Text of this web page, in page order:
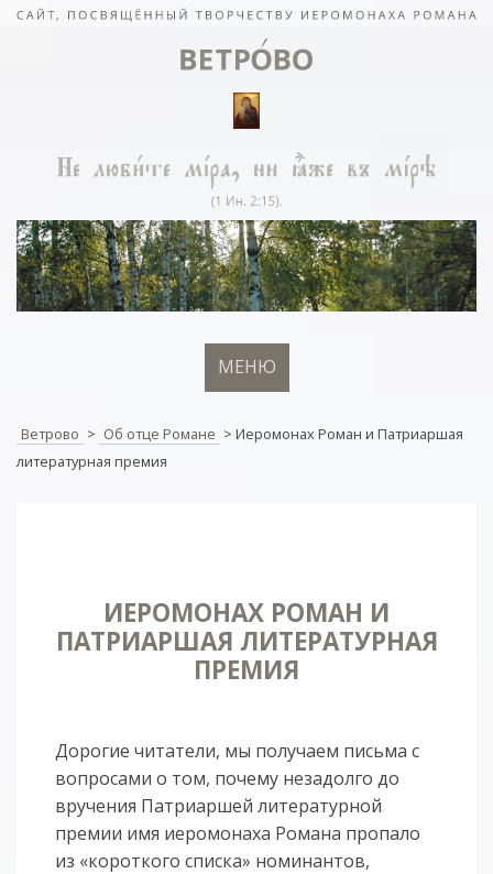
МЕНЮ
Ветрово > Об отце Романе > Иеромонах Роман и Патриаршая
литературная премия
ИЕРОМОНАХ РОМАН И
ПАТРИАРШАЯ ЛИТЕРАТУРНАЯ
ПРЕМИЯ
Дорогие читатели, мы получаем письма с
вопросами о том, почему незадолго до
вручения Патриаршей литературной
премии имя иеромонаха Романа пропало
из «короткого списка» номинантов,